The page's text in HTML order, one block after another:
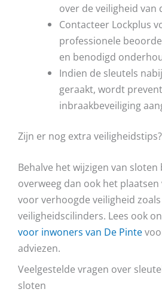
over de veiligheid van
Contacteer Lockplus
professionele
en benodigd
Indien de sleutels
geraakt, wordt
inbraakbeveiliging
Zijn er nog extra veiligheidstips?
Behalve het wijzigen van sloten
overweeg dan ook het
voor verhoogde veiligheid zoals
veiligheidscilinders. Lees ook
voor inwoners van De Pinte
adviezen.
Veelgestelde vragen over
sloten